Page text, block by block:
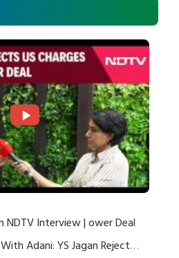
NDTV Interview | ower Deal
Adani: YS Jagan Rejects